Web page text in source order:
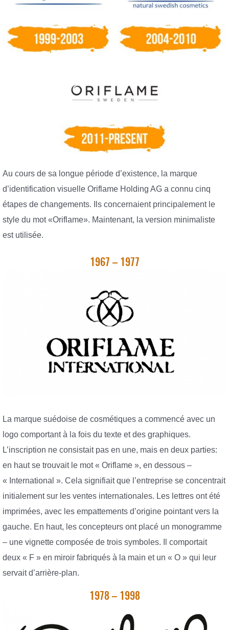
Au cours de sa longue période d’existence, la marque
d’identification visuelle Oriflame Holding AG a connu cinq
étapes de changements. Ils concernaient principalement le
style du mot «Oriflame». Maintenant, la version minimaliste
est utilisée.
1967 – 1977
La marque suédoise de cosmétiques a commencé avec un
logo comportant à la fois du texte et des graphiques.
L’inscription ne consistait pas en une, mais en deux parties:
en haut se trouvait le mot « Oriflame », en dessous –
« International ». Cela signifiait que l’entreprise se concentrait
initialement sur les ventes internationales. Les lettres ont été
imprimées, avec les empattements d’origine pointant vers la
gauche. En haut, les concepteurs ont placé un monogramme
– une vignette composée de trois symboles. Il comportait
deux « F » en miroir fabriqués à la main et un « O » qui leur
servait d’arrière-plan.
1978 – 1998